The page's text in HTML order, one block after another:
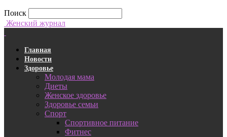
Поиск
Женский журнал
Главная
Новости
Здоровье
Молодая мама
Диеты
Женское здоровье
Здоровье семьи
Спорт
Спортивное питание
Фитнес